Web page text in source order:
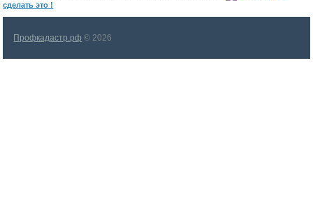
сделать это !
Профкадастр.рф © 2026